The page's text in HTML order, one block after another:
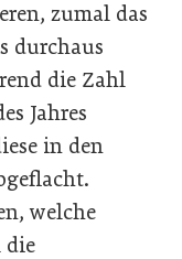
zumal das
durchaus
die Zahl
Jahres
in den
welche
die